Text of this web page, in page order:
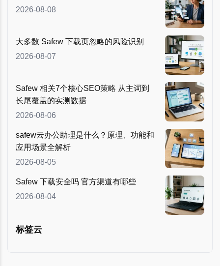
2026-08-08
大多数 Safew 下载页忽略的风险识别
2026-08-07
Safew 相关7个核心SEO策略 从主词到
长尾覆盖的实测数据
2026-08-06
safew云办公助理是什么？原理、功能和
应用场景全解析
2026-08-05
Safew 下载安全吗 官方渠道有哪些
2026-08-04
标签云